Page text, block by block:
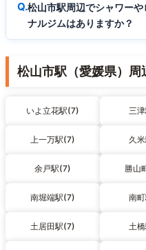
松山市駅周辺でシャワー
ナルジムはありますか？
松山市駅（愛媛県）
いよ立花駅(7) 三
上一万駅(7) 久
余戸駅(7) 勝山
南堀端駅(7) 南
土居田駅(7) 土